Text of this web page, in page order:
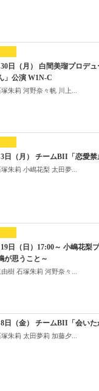
30日（月） 白間美瑠プロデ
」公演 W1N-C
朱莉 河野奈々帆 川上...
3日（月） チームBII「恋愛
朱莉 小嶋花梨 太田夢...
19日（日）17:00～ 小嶋花
が思うこと～
樹 石塚朱莉 河野奈々...
8日（金） チームBII「会い
朱莉 太田夢莉 加藤夕...